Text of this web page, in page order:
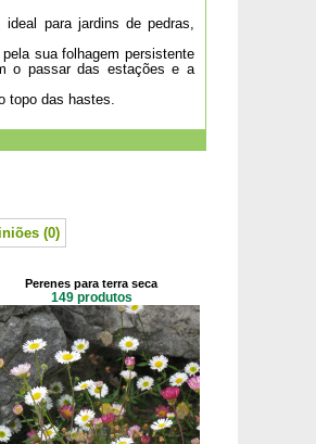
para jardins de pedras,
sua folhagem persistente
o passar das estações e a
topo das hastes.
(0)
Perenes para terra seca
149 produtos